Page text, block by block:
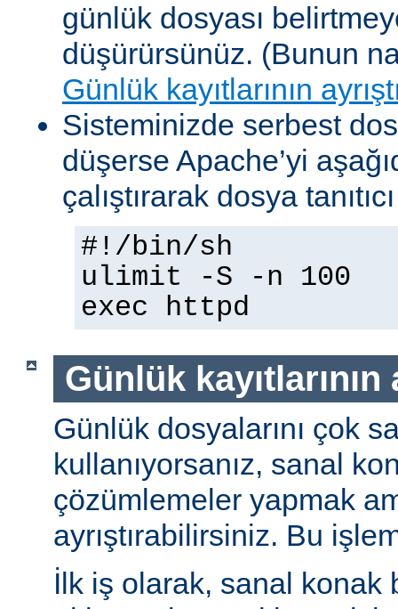
günlük dosyası
düşürürsünüz. (Bunun
Günlük kayıtlarının
Sisteminizde serbest
düşerse Apache’yi
çalıştırarak dosya
#!/bin/sh
ulimit -S -n 100
exec httpd
Günlük kayıtlarının
Günlük dosyalarını çok
kullanıyorsanız, sanal
çözümlemeler yapmak
ayrıştırabilirsiniz. Bu
İlk iş olarak, sanal